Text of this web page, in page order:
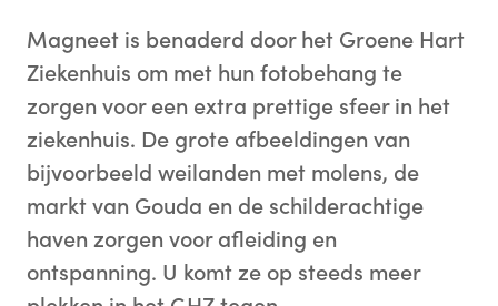
Magneet is benaderd door het Groene Hart
Ziekenhuis om met hun fotobehang te
zorgen voor een extra prettige sfeer in het
ziekenhuis. De grote afbeeldingen van
bijvoorbeeld weilanden met molens, de
markt van Gouda en de schilderachtige
haven zorgen voor afleiding en
ontspanning. U komt ze op steeds meer